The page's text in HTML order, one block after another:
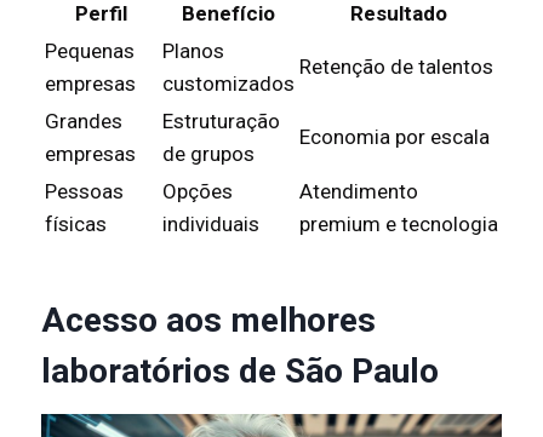
Perfil Benefício
Resultado
Pequenas
empresas
Planos
customizados
Retenção de talentos
Grandes
empresas
Estruturação
de grupos
Economia por escala
Pessoas
físicas
Opções
individuais
Atendimento
premium e tecnologia
Acesso aos melhores
laboratórios de São Paulo